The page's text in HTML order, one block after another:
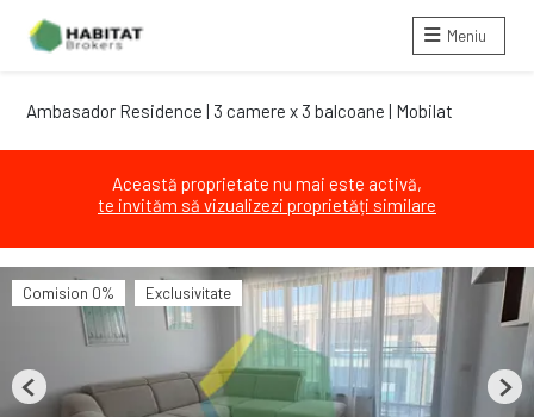
Meniu
Ambasador Residence | 3 camere x 3 balcoane | Mobilat
Această proprietate nu mai este activă,
te invităm să vizualizezi proprietăți similare
Comision 0% Exclusivitate
Previous Next